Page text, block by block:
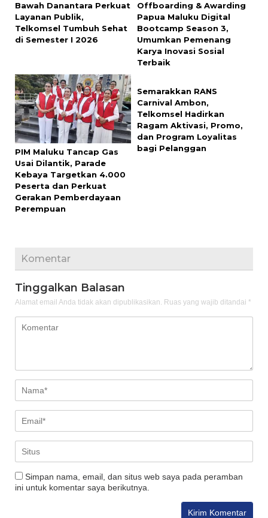
Bawah Danantara Perkuat
Layanan Publik,
Telkomsel Tumbuh Sehat
di Semester I 2026
Offboarding & Awarding
Papua Maluku Digital
Bootcamp Season 3,
Umumkan Pemenang
Karya Inovasi Sosial
Terbaik
PIM Maluku Tancap Gas
Usai Dilantik, Parade
Kebaya Targetkan 4.000
Peserta dan Perkuat
Gerakan Pemberdayaan
Perempuan
Semarakkan RANS
Carnival Ambon,
Telkomsel Hadirkan
Ragam Aktivasi, Promo,
dan Program Loyalitas
bagi Pelanggan
Komentar
Tinggalkan Balasan
Alamat email Anda tidak akan dipublikasikan. Ruas yang wajib ditandai *
Simpan nama, email, dan situs web saya pada peramban
ini untuk komentar saya berikutnya.